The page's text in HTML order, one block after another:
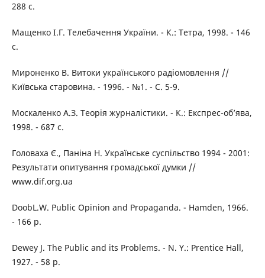
288 с.
Мащенко І.Г. Телебачення України. - К.: Тетра, 1998. - 146
с.
Мироненко В. Витоки українського радіомовлення //
Київська старовина. - 1996. - №1. - С. 5-9.
Москаленко А.З. Теорія журналістики. - К.: Експрес-об’ява,
1998. - 687 с.
Головаха Є., Паніна Н. Українське суспільство 1994 - 2001:
Результати опитування громадської думки //
www.dif.org.ua
DoobL.W. Public Opinion and Propaganda. - Hamden, 1966.
- 166 р.
Dewey J. The Public and its Problems. - N. Y.: Prentice Hall,
1927. - 58 р.